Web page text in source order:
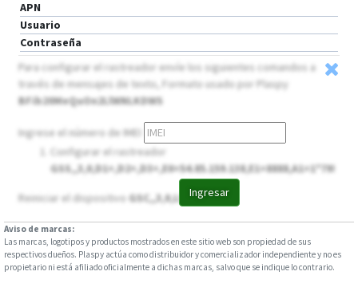
APN
Usuario
Contraseña
Ingresar
Para configurar el rastreador envíe los siguientes comandos a
través de mensajes de texto, Formato usado por Plaspy
BFib20MeQuOn2LlWNLKDWS
Ingrese el número de IMEI
Configurar el rastreador
GSS,,3,0,D1=,D2=,D3=,E0=54.85.159.138,E1=8888,A1=1*79!
Reiniciar el dispositivo GSC,,3,0,LH*50!
Aviso de marcas:
Las marcas, logotipos y productos mostrados en este sitio web son propiedad de sus
respectivos dueños. Plaspy actúa como distribuidor y comercializador independiente y no es
propietario ni está afiliado oficialmente a dichas marcas, salvo que se indique lo contrario.